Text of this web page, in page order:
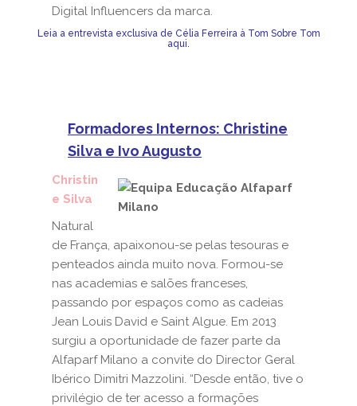
Digital Influencers da marca.
Leia a entrevista exclusiva de Célia Ferreira à Tom Sobre Tom
aqui.
Formadores Internos: Christine
Silva e Ivo Augusto
Christin
e Silva
Natural
de França, apaixonou-se pelas tesouras e
penteados ainda muito nova. Formou-se
nas academias e salões franceses,
passando por espaços como as cadeias
Jean Louis David e Saint Algue. Em 2013
surgiu a oportunidade de fazer parte da
Alfaparf Milano a convite do Director Geral
Ibérico Dimitri Mazzolini. “Desde então, tive o
privilégio de ter acesso a formações